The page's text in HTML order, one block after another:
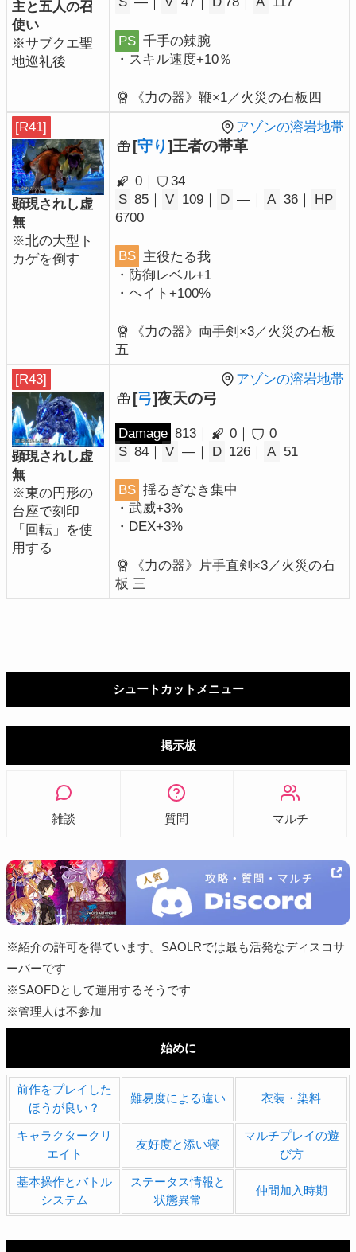
主と五人の召
使い
※サブクエ聖
地巡礼後
PS 千手の辣腕
・スキル速度+10％
《力の器》鞭×1／火災の石板四
[R41]
顕現されし虚
無
※北の大型ト
カゲを倒す
アゾンの溶岩地帯
[守り]王者の帯革
0｜
34
S 85｜ V 109｜ D ―｜ A 36｜
HP
6700
BS 主役たる我
・防御レベル+1
・ヘイト+100%
《力の器》両手剣×3／火災の石板
五
[R43]
顕現されし虚
無
※東の円形の
台座で刻印
「回転」を使
用する
アゾンの溶岩地帯
[弓]夜天の弓
Damage 813｜ 0｜
0
S 84｜ V ―｜ D 126｜ A 51
BS 揺るぎなき集中
・武威+3%
・DEX+3%
《力の器》片手直剣×3／火災の石
板 三
シュートカットメニュー
掲示板
雑談 質問 マルチ
※紹介の許可を得ています。SAOLRでは最も活発なディスコサ
ーバーです
※SAOFDとして運用するそうです
※管理人は不参加
始めに
前作をプレイした
ほうが良い？
難易度による違い 衣装・染料
キャラクタークリ
エイト
友好度と添い寝
マルチプレイの遊
び方
基本操作とバトル
システム
ステータス情報と
状態異常
仲間加入時期